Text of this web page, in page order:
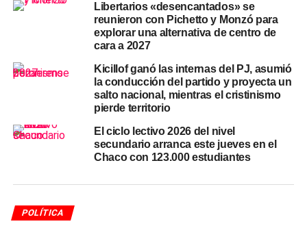
docente y preceptor en Villa Urbana, Lomas de Zamora.
Su figura creció dentro del gremio hasta que en 2004
asumió la conducción. Durante los años que siguieron
polémicos— del movimiento obrero argentino. Su primera
gran batalla la libró durante la gestión de Daniel Scioli,
cuando encabezó una huelga que se extendió por más
de veinte días consecutivos sin clases, un hito que quedó
grabado en la memoria del sindicalismo educativo
Pero el período de mayor exposición pública llegó con
2019, la conflictividad paritaria fue casi permanente: las
Libertarios «desencantados» se
reunieron con Pichetto y Monzó para
explorar una alternativa de centro de
cara a 2027
Kicillof ganó las internas del PJ, asumió
la conducción del partido y proyecta un
salto nacional, mientras el cristinismo
pierde territorio
El ciclo lectivo 2026 del nivel
secundario arranca este jueves en el
Chaco con 123.000 estudiantes
POLÍTICA